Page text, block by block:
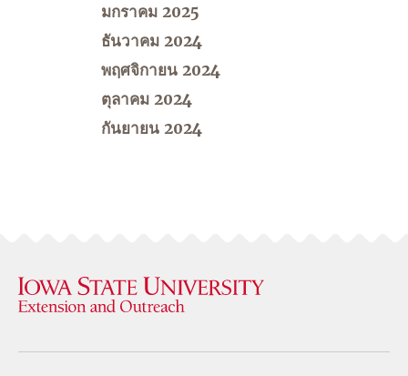
มกราคม 2025
ธันวาคม 2024
พฤศจิกายน 2024
ตุลาคม 2024
กันยายน 2024